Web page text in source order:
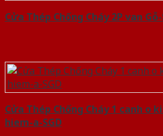
Cửa Thép Chống Cháy 2P van Gỗ-
Cửa Thép Chống Cháy 1 canh o
hiem-a-SGD